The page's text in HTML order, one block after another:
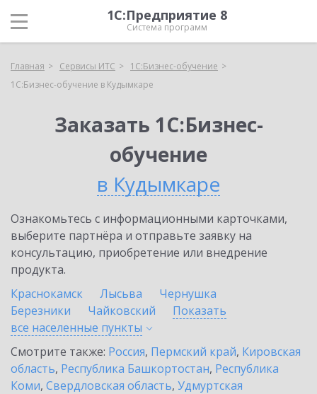
1С:Предприятие 8
Система программ
Главная Сервисы ИТС
1С:Бизнес-обучение
1С:Бизнес-обучение в Кудымкаре
Заказать 1С:Бизнес-
обучение
в Кудымкаре
Ознакомьтесь с информационными карточками,
выберите партнёра и отправьте заявку на
консультацию, приобретение или внедрение
продукта.
Краснокамск
Лысьва
Чернушка
Березники
Чайковский
Показать
все населенные пункты
Смотрите также: Россия, Пермский край, Кировская
область, Республика Башкортостан, Республика
Коми, Свердловская область, Удмуртская